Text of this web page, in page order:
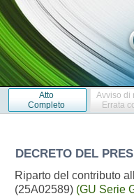
Atto
Completo
Avviso di
Errata
DECRETO DEL
Riparto del contributo
(25A02589) (GU Serie